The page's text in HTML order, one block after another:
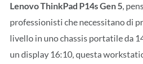
Lenovo ThinkPad P14s Gen 5,
professionisti che necessitano di
livello in uno chassis portatile da
un display 16:10, questa